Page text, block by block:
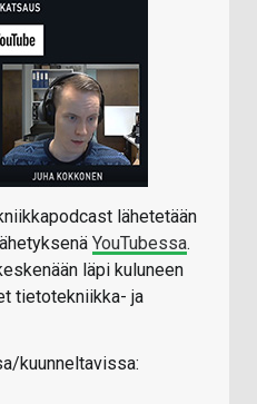
lähetetään
YouTubessa.
läpi kuluneen
tietotekniikka- ja
kuunneltavissa: